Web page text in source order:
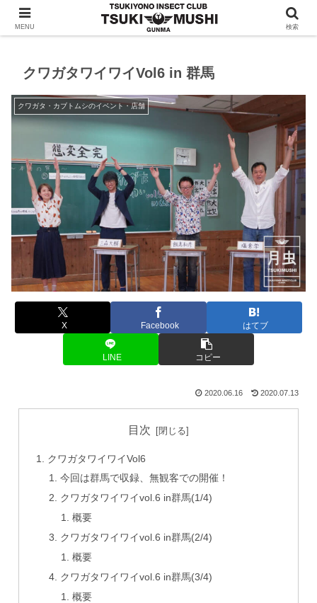
クワガタ・カブトムシの情報を発信！月夜野昆虫倶楽部
クワガタワイワイVol6 in 群馬
クワガタ・カブトムシのイベント・店舗
X Facebook はてブ
LINE コピー
2020.06.16 2020.07.13
目次
クワガタワイワイVol6
今回は群馬で収録、無観客での開催！
クワガタワイワイvol.6 in群馬(1/4)
概要
クワガタワイワイvol.6 in群馬(2/4)
概要
クワガタワイワイvol.6 in群馬(3/4)
概要
MENU 検索